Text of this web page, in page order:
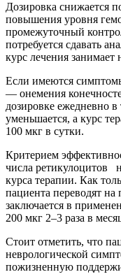
Дозировка снижается
повышения уровня
промежуточный
потребуется сдавать
курс лечения занимает
Если имеются
— онемения
дозировке ежедневно
уменьшается, а курс
100 мкг в сутки.
Критерием
числа ретикулоцитов
курса терапии. Как
пациента переводят
заключается в
200 мкг 2–3 раза в
Стоит отметить, что
неврологической
пожизненную